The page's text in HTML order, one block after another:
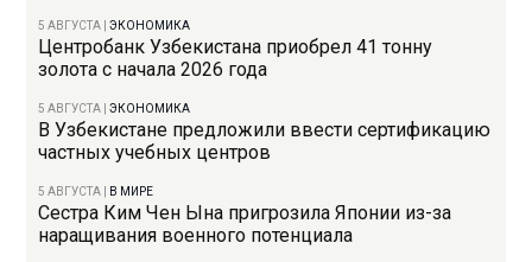
5 АВГУСТА |ЭКОНОМИКА
Центробанк Узбекистана приобрел 41 тонну
золота с начала 2026 года
5 АВГУСТА |ЭКОНОМИКА
В Узбекистане предложили ввести сертификацию
частных учебных центров
5 АВГУСТА В МИРЕ
Сестра Ким Чен Ына пригрозила Японии из-за
наращивания военного потенциала